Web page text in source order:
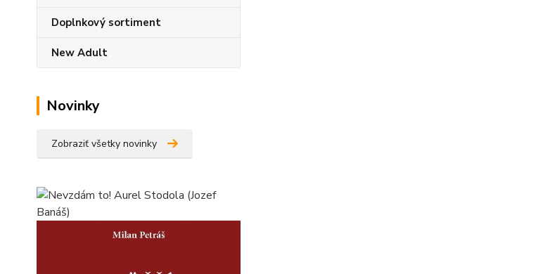
Doplnkový sortiment
New Adult
Novinky
Zobraziť všetky novinky